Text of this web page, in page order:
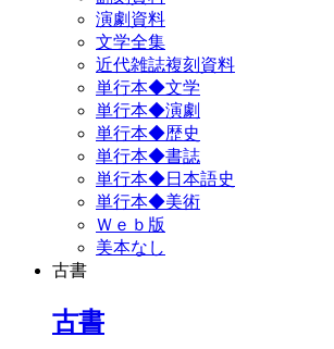
演劇資料
文学全集
近代雑誌複刻資料
単行本◆文学
単行本◆演劇
単行本◆歴史
単行本◆書誌
単行本◆日本語史
単行本◆美術
Ｗｅｂ版
美本なし
古書
古書